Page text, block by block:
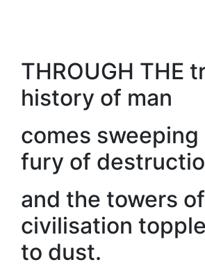
THROUGH THE
history of man
comes sweeping
fury of
and the towers of
civilisation
to dust.